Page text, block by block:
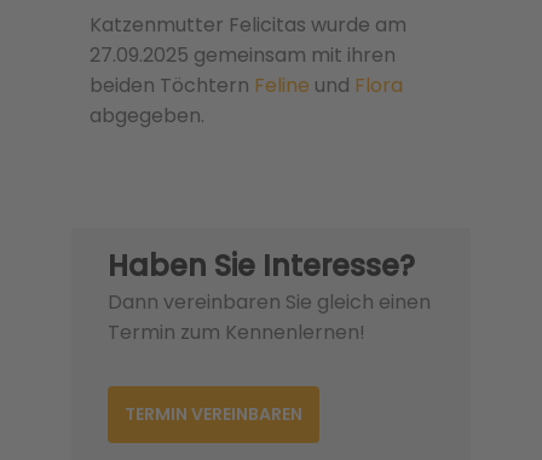
Katzenmutter Felicitas wurde am
27.09.2025 gemeinsam mit ihren
beiden Töchtern Feline und Flora
abgegeben.
Haben Sie Interesse?
Dann vereinbaren Sie gleich einen
Termin zum Kennenlernen!
TERMIN VEREINBAREN